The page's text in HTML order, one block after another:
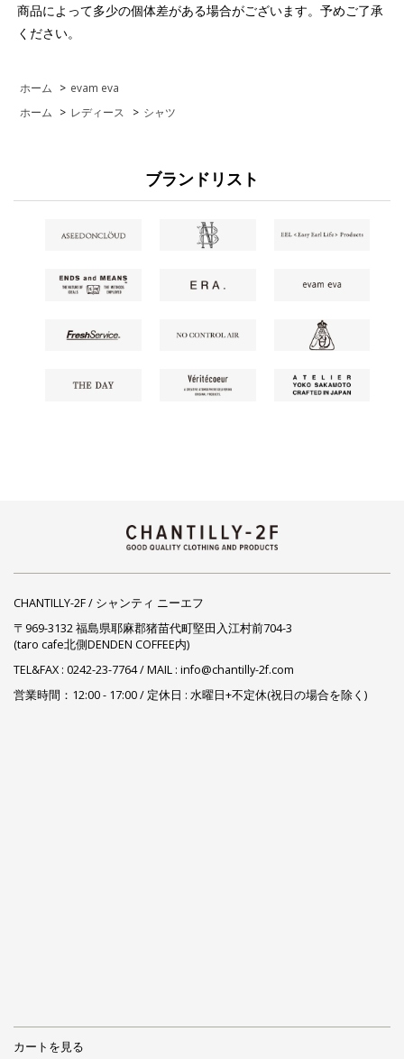
商品によって多少の個体差がある場合がございます。予めご了承
ください。
ホーム > evam eva
ホーム
> レディース > シャツ
ブランドリスト
CHANTILLY-2F / シャンティ ニーエフ
〒969-3132 福島県耶麻郡猪苗代町堅田入江村前704-3
(taro cafe北側DENDEN COFFEE内)
TEL&FAX : 0242-23-7764/ MAIL : info@chantilly-2f.com
営業時間：12:00 - 17:00 / 定休日 : 水曜日+不定休(祝日の場合を除く)
カートを見る